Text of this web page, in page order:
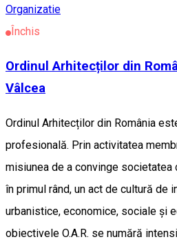
Organizatie
Închis
Ordinul Arhitecților din
Vâlcea
Ordinul Arhitecților din România
profesională. Prin activitatea
misiunea de a convinge societatea
în primul rând, un act de cultură de
urbanistice, economice, sociale și
obiectivele O.A.R. se numără